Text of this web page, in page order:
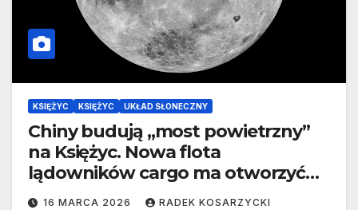
KSIĘŻYC KSIĘŻYC UKŁAD SŁONECZNY
Chiny budują „most powietrzny”
na Księżyc. Nowa flota
lądowników cargo ma otworzyć
drogę do stałej bazy
16 MARCA 2026 RADEK KOSARZYCKI